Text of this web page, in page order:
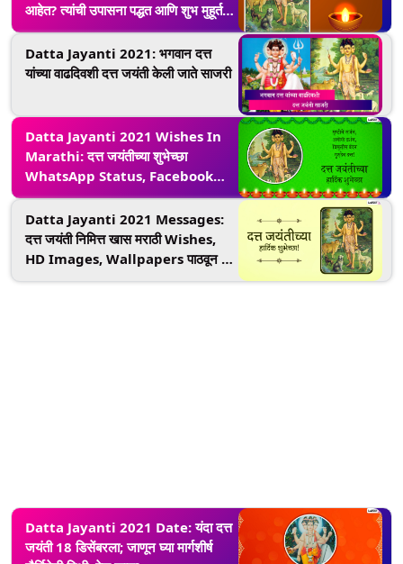
आहेत? त्यांची उपासना पद्धत आणि शुभ मुहूर्त
जाणून घ्या
Datta Jayanti 2021: भगवान दत्त
यांच्या वाढदिवशी दत्त जयंती केली जाते साजरी
Datta Jayanti 2021 Wishes In
Marathi: दत्त जयंतीच्या शुभेच्छा
WhatsApp Status, Facebook
Messages द्वारा देत मंगलमय करा
भाविकांचा आजचा दिवस
Datta Jayanti 2021 Messages:
दत्त जयंती निमित्त खास मराठी Wishes,
HD Images, Wallpapers पाठवून द्या
Datta Jayanti 2021 Date: यंदा दत्त
जयंती 18 डिसेंबरला; जाणून घ्या मार्गशीर्ष